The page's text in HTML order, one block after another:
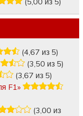
(4,67 из 5)
(3,50 из 5)
(3,67 из 5)
F1»
(3,00 из